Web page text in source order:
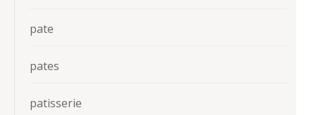
pate
pates
patisserie